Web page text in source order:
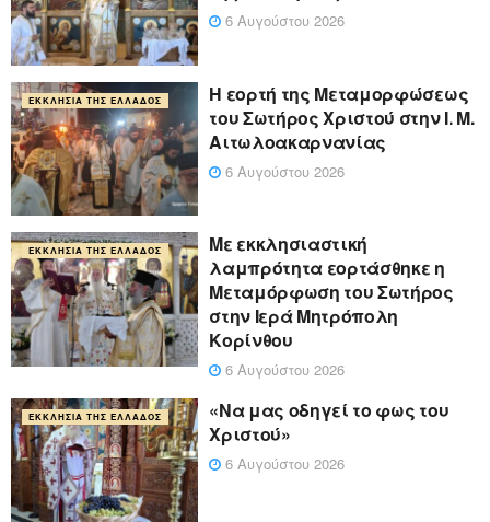
6 Αυγούστου 2026
ΕΚΚΛΗΣΊΑ ΤΗΣ ΕΛΛΆΔΟΣ
Η εορτή της Μεταμορφώσεως
του Σωτήρος Χριστού στην Ι. Μ.
Αιτωλοακαρνανίας
6 Αυγούστου 2026
ΕΚΚΛΗΣΊΑ ΤΗΣ ΕΛΛΆΔΟΣ
Με εκκλησιαστική
λαμπρότητα εορτάσθηκε η
Μεταμόρφωση του Σωτήρος
στην Ιερά Μητρόπολη
Κορίνθου
6 Αυγούστου 2026
ΕΚΚΛΗΣΊΑ ΤΗΣ ΕΛΛΆΔΟΣ
«Να μας οδηγεί το φως του
Χριστού»
6 Αυγούστου 2026